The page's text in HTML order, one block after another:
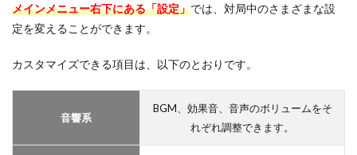
メインメニュー右下にある「設定」では、対局中のさまざまな設
定を変えることができます。
カスタマイズできる項目は、以下のとおりです。
音響系
BGM、効果音、音声のボリュームをそ
れぞれ調整できます。